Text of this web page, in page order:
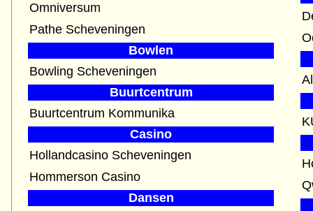
Omniversum
Pathe Scheveningen
Bowlen
Bowling Scheveningen
Buurtcentrum
Buurtcentrum Kommunika
Casino
Hollandcasino Scheveningen
Hommerson Casino
Dansen